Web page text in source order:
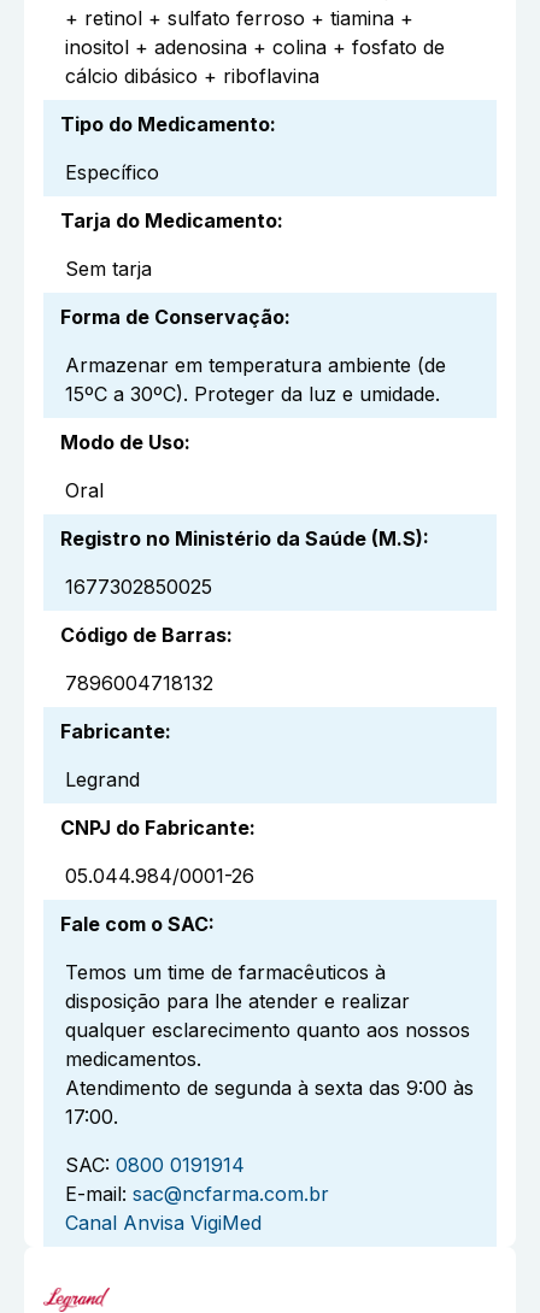
+ retinol + sulfato ferroso + tiamina +
inositol + adenosina + colina + fosfato de
cálcio dibásico + riboflavina
Tipo do Medicamento:
Específico
Tarja do Medicamento:
Sem tarja
Forma de Conservação:
Armazenar em temperatura ambiente (de
15ºC a 30ºC). Proteger da luz e umidade.
Modo de Uso:
Oral
Registro no Ministério da Saúde (M.S):
1677302850025
Código de Barras:
7896004718132
Fabricante:
Legrand
CNPJ do Fabricante:
05.044.984/0001-26
Fale com o SAC:
Temos um time de farmacêuticos à
disposição para lhe atender e realizar
qualquer esclarecimento quanto aos nossos
medicamentos.
Atendimento de segunda à sexta das 9:00 às
17:00.
SAC: 0800 0191914
E-mail: sac@ncfarma.com.br
Canal Anvisa VigiMed